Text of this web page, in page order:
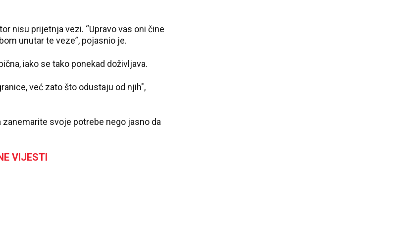
nisu prijetnja vezi. “Upravo vas oni čine
unutar te veze”, pojasnio je.
iako se tako ponekad doživljava.
već zato što odustaju od njih",
svoje potrebe nego jasno da
VIJESTI